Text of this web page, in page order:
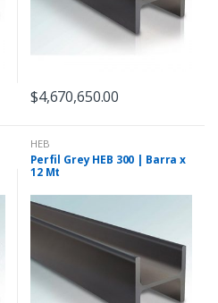
$4,670,650.00
HEB
Perfil Grey HEB 300 | Barra x
12 Mt